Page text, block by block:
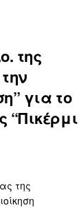
της
για το
“Πικέρμι
της